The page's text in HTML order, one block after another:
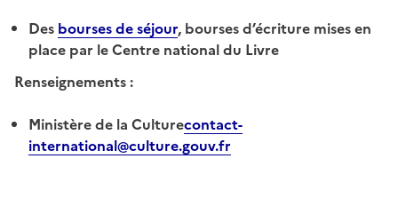
Des bourses de séjour, bourses d’écriture mises en
place par le Centre national du Livre
Renseignements :
Ministère de la Culturecontact-
international@culture.gouv.fr